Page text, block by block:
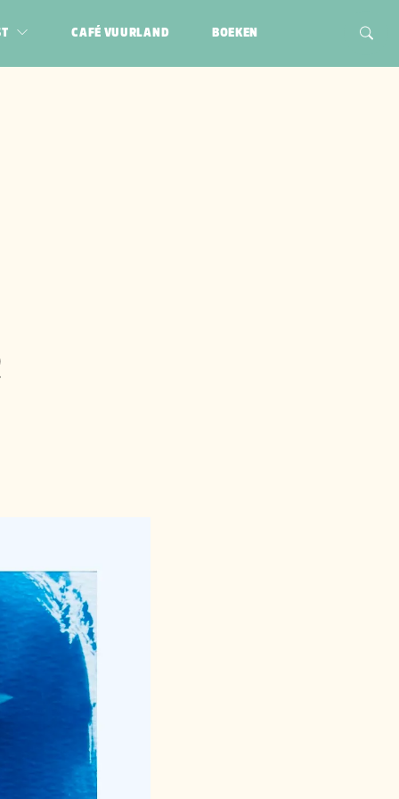
CAFÉ VUURLAND BOEKEN